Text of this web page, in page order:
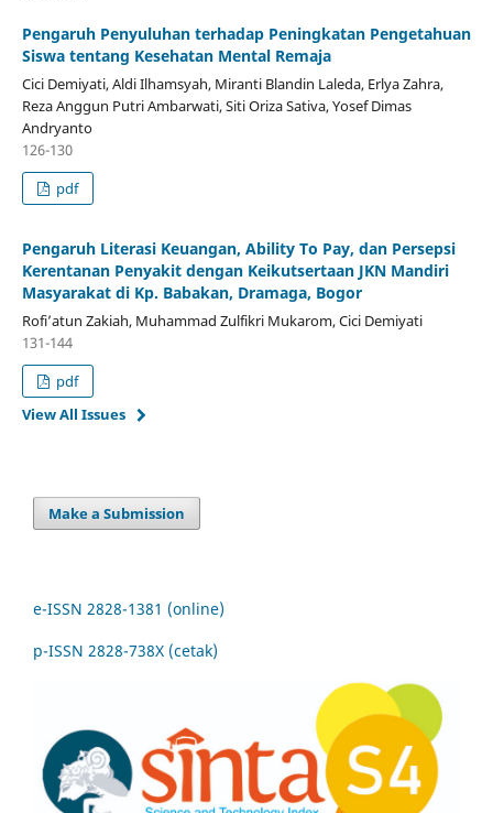
Pengaruh Penyuluhan terhadap Peningkatan Pengetahuan
Siswa tentang Kesehatan Mental Remaja
Cici Demiyati, Aldi Ilhamsyah, Miranti Blandin Laleda, Erlya Zahra,
Reza Anggun Putri Ambarwati, Siti Oriza Sativa, Yosef Dimas
Andryanto
126-130
pdf
Pengaruh Literasi Keuangan, Ability To Pay, dan Persepsi
Kerentanan Penyakit dengan Keikutsertaan JKN Mandiri
Masyarakat di Kp. Babakan, Dramaga, Bogor
Rofi’atun Zakiah, Muhammad Zulfikri Mukarom, Cici Demiyati
131-144
pdf
View All Issues
Make a Submission
e-ISSN 2828-1381 (online)
p-ISSN 2828-738X (cetak)